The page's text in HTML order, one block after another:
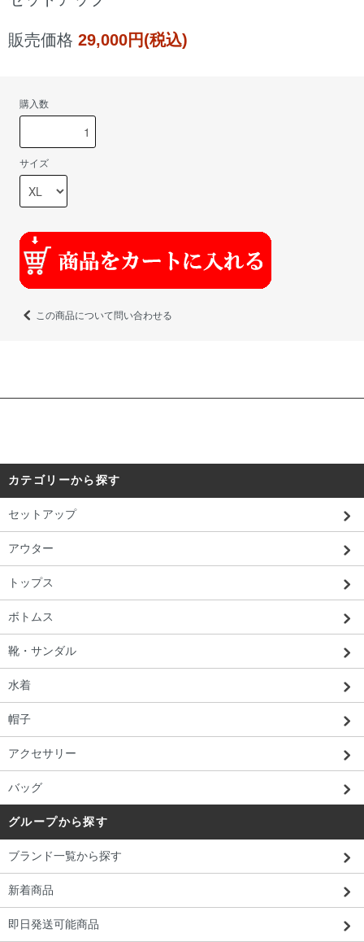
販売価格 29,000円(税込)
購入数
サイズ
この商品について問い合わせる
カテゴリーから探す
セットアップ
アウター
トップス
ボトムス
靴・サンダル
水着
帽子
アクセサリー
バッグ
グループから探す
ブランド一覧から探す
新着商品
即日発送可能商品